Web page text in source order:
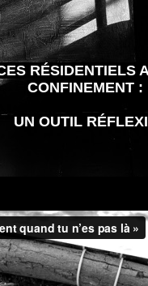
RÉSIDENTIELS
CONFINEMENT :
UN OUTIL